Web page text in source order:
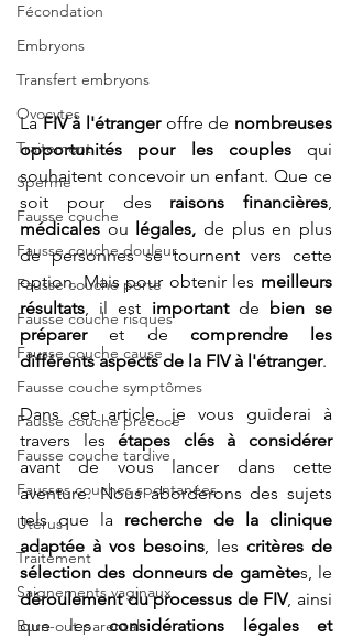
Fécondation
Embryons
Transfert embryons
Ovocytes
Traitement
Sperme
Fausse couche
Fausse couche douleur
Fausse couche perte
Fausse couche risques
Fausse couche cause
Fausse couche symptômes
Fausse couche précoce
Fausse couche tardive
Fausses couches spontanées
Utérus
Traitement
Saignements vaginaux
Burn-out parental
La FIV à l'étranger offre de nombreuses
opportunités pour les couples qui
souhaitent concevoir un enfant. Que ce
soit pour des raisons financières
médicales ou légales, de plus en plus
de personnes se tournent vers cette
option. Mais pour obtenir les meilleurs
résultats, il est important de
bien se
préparer et de comprendre les
différents aspects de la FIV à l'étranger.
Dans cet article, je vous guiderai à
travers les étapes clés à considérer
avant de vous lancer dans cette
aventure. Nous aborderons des sujets
tels que la recherche de la clinique
adaptée à vos besoins, les critères de
sélection des donneurs de gamète
déroulement du processus de FIV, ainsi
que les considérations légales et